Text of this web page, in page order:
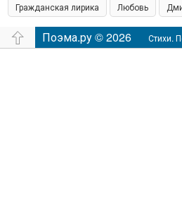
Гражданская лирика Любовь
островская пишет Шамонин
Поэма.ру © 2026 Стихи.